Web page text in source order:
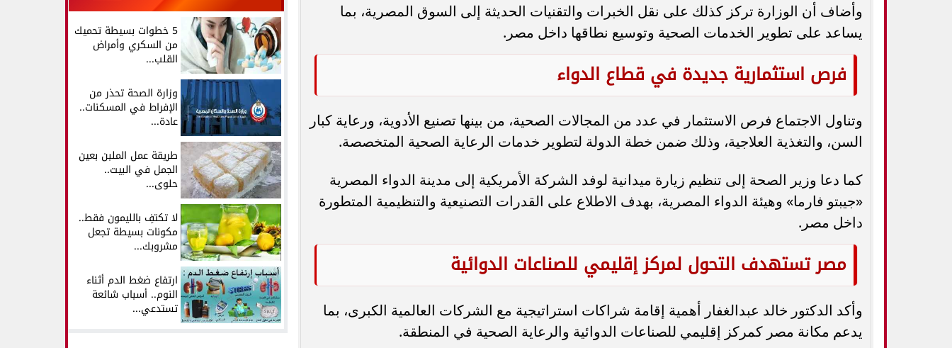
وأضاف أن الوزارة تركز كذلك على نقل الخبرات والتقنيات الحديثة إلى السوق المصرية، بما
يساعد على تطوير الخدمات الصحية وتوسيع نطاقها داخل مصر.
فرص استثمارية جديدة في قطاع الدواء
وتناول الاجتماع فرص الاستثمار في عدد من المجالات الصحية، من بينها تصنيع الأدوية، ورعاية كبار
السن، والتغذية العلاجية، وذلك ضمن خطة الدولة لتطوير خدمات الرعاية الصحية المتخصصة.
كما دعا وزير الصحة إلى تنظيم زيارة ميدانية لوفد الشركة الأمريكية إلى مدينة الدواء المصرية
«جيبتو فارما» وهيئة الدواء المصرية، بهدف الاطلاع على القدرات التصنيعية والتنظيمية المتطورة
داخل مصر.
مصر تستهدف التحول لمركز إقليمي للصناعات الدوائية
وأكد الدكتور خالد عبدالغفار أهمية إقامة شراكات استراتيجية مع الشركات العالمية الكبرى، بما
يدعم مكانة مصر كمركز إقليمي للصناعات الدوائية والرعاية الصحية في المنطقة.
5 خطوات بسيطة تحميك
من السكري وأمراض
القلب...
وزارة الصحة تحذر من
الإفراط في المسكنات..
عادة...
طريقة عمل الملبن بعين
الجمل في البيت..
حلوى...
لا تكتفِ بالليمون فقط..
مكونات بسيطة تجعل
مشروبك...
ارتفاع ضغط الدم أثناء
النوم.. أسباب شائعة
تستدعي...